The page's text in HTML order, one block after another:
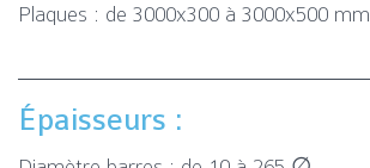
Plaques : de 3000x300 à 3000x500 mm
Épaisseurs :